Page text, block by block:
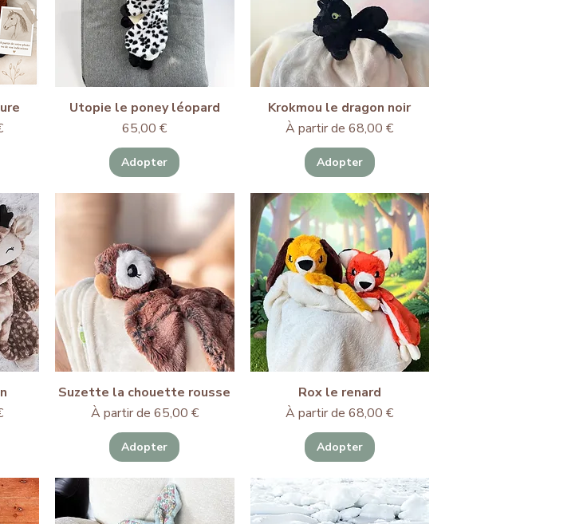
Utopie le poney léopard
Prix
65,00 €
Adopter
Krokmou le dragon noir
À partir de68,00 €
Prix promotionnel
Adopter
Suzette la chouette rousse
À partir de 65,00 €
Prix promotionnel
Adopter
Rox le renard
À partir de68,00 €
Prix promotionnel
Adopter